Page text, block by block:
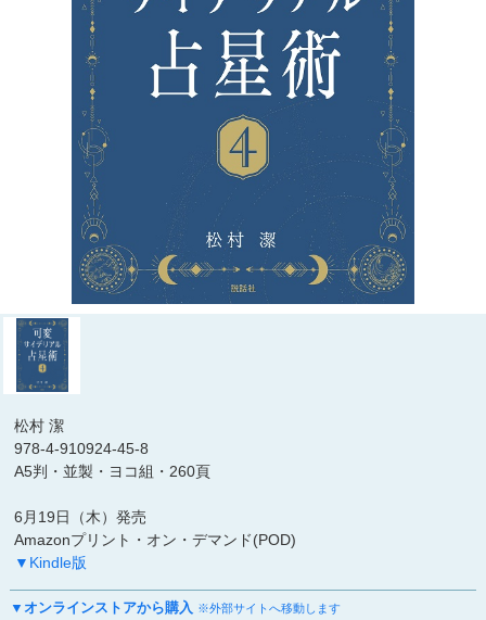
松村 潔
978-4-910924-45-8
A5判・並製・ヨコ組・260頁
6月19日（木）発売
Amazonプリント・オン・デマンド(POD)
▼Kindle版
▼オンラインストアから購入 ※外部サイトへ移動します